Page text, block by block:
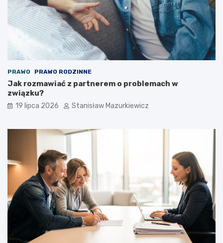
PRAWO PRAWO RODZINNE
Jak rozmawiać z partnerem o problemach w
związku?
19 lipca 2026 Stanisław Mazurkiewicz